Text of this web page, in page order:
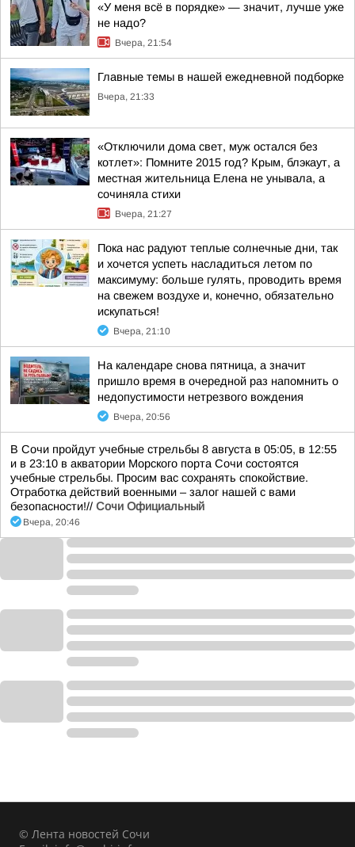
«У меня всё в порядке» — значит, лучше уже
не надо?
Вчера, 21:54
Главные темы в нашей ежедневной подборке
Вчера, 21:33
«Отключили дома свет, муж остался без
котлет»: Помните 2015 год? Крым, блэкаут, а
местная жительница Елена не унывала, а
сочиняла стихи
Вчера, 21:27
Пока нас радуют теплые солнечные дни, так
и хочется успеть насладиться летом по
максимуму: больше гулять, проводить время
на свежем воздухе и, конечно, обязательно
искупаться!
Вчера, 21:10
На календаре снова пятница, а значит
пришло время в очередной раз напомнить о
недопустимости нетрезвого вождения
Вчера, 20:56
В Сочи пройдут учебные стрельбы 8 августа в 05:05, в 12:55
и в 23:10 в акватории Морского порта Сочи состоятся
учебные стрельбы. Просим вас сохранять спокойствие.
Отработка действий военными – залог нашей с вами
безопасности!// Сочи Официальный
Вчера, 20:46
© Лента новостей Сочи